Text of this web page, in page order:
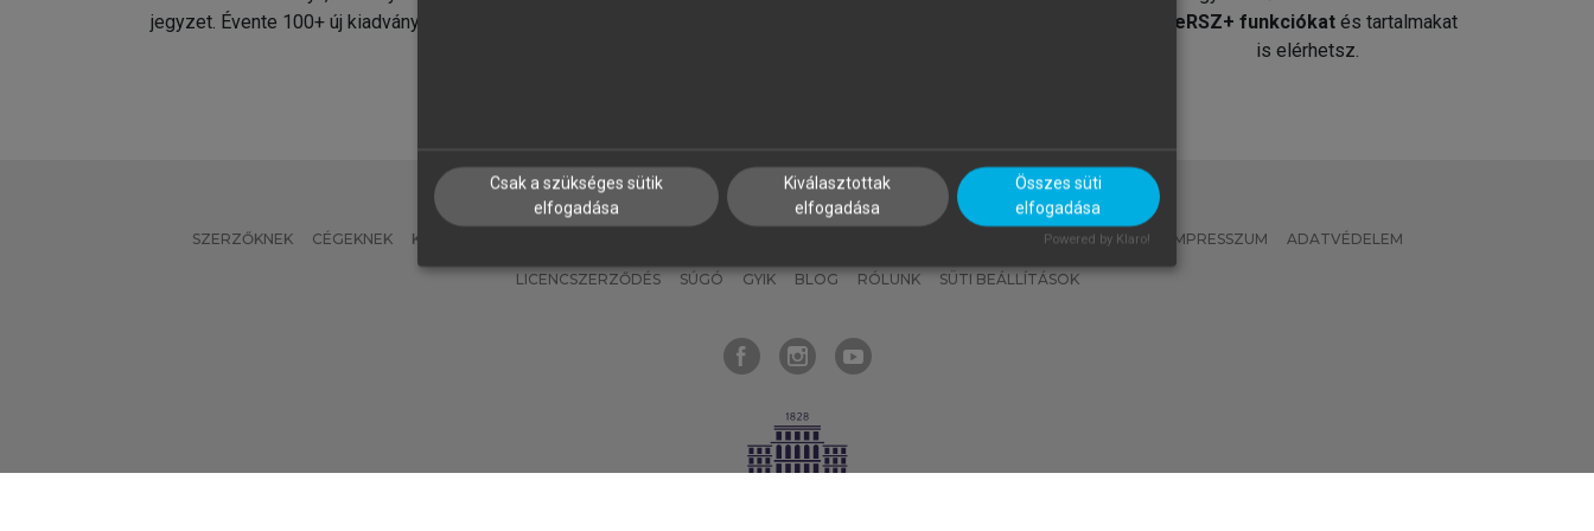
jegyzet. Évente 100+ új kiadvány.
MeRSZ+ funkciókat és tartalmakat
is elérhetsz.
SZERZŐKNEK CÉGEKNEK KÖNYVTÁROSOKNAK MI – ÁLTALÁNOS IRÁNYELVEK IMPRESSZUM ADATVÉDELEM
LICENCSZERZŐDÉS SÚGÓ GYIK BLOG RÓLUNK SÜTI BEÁLLÍTÁSOK
Csak a szükséges sütik
elfogadása
Kiválasztottak
elfogadása
Összes süti
elfogadása
Powered by Klaro!